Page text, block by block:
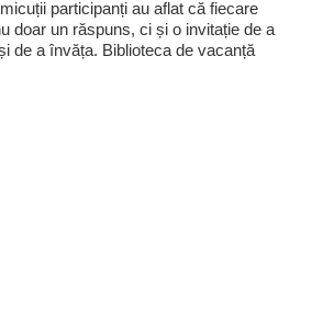
participanți au aflat că fiecare
doar un răspuns, ci și o invitație de a
de a învăța. Biblioteca de vacanță